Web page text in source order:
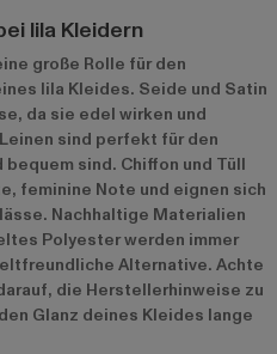
lila Kleidern
große Rolle für den
lila Kleides. Seide und Satin
da sie edel wirken und
sind perfekt für den
sind. Chiffon und Tüll
feminine Note und eignen sich
Nachhaltige Materialien
Polyester werden immer
Alternative. Achte
die Herstellerhinweise zu
Glanz deines Kleides lange